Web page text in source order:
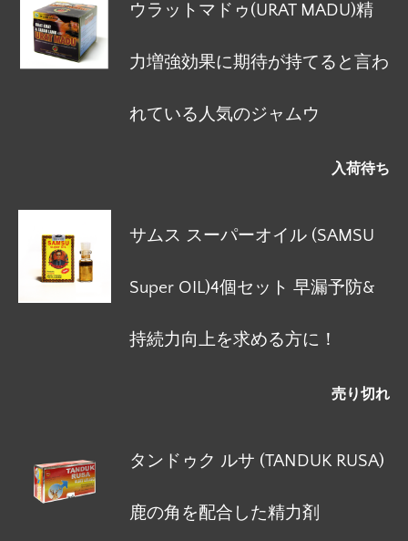
ウラットマドゥ(URAT MADU)精
力増強効果に期待が持てると言わ
れている人気のジャムウ
入荷待ち
サムス スーパーオイル (SAMSU
Super OIL)4個セット 早漏予防&
持続力向上を求める方に！
売り切れ
タンドゥク ルサ (TANDUK RUSA)
鹿の角を配合した精力剤